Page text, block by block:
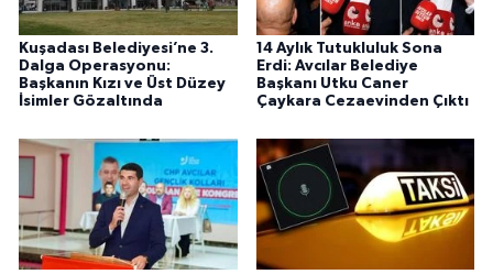
Kuşadası Belediyesi’ne 3.
Dalga Operasyonu:
Başkanın Kızı ve Üst Düzey
İsimler Gözaltında
14 Aylık Tutukluluk Sona
Erdi: Avcılar Belediye
Başkanı Utku Caner
Çaykara Cezaevinden Çıktı